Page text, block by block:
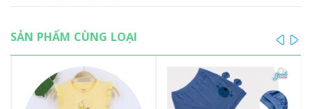
SẢN PHẨM CÙNG LOẠI prev